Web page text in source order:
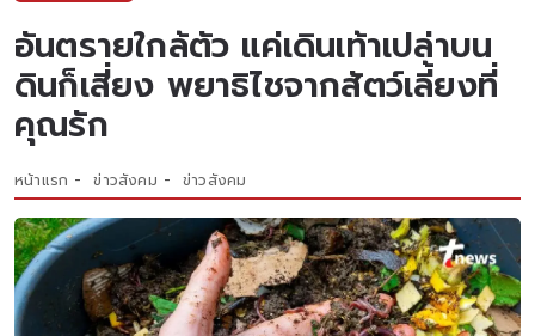
อันตรายใกล้ตัว แค่เดินเท้าเปล่าบน
ดินก็เสี่ยง พยาธิไชจากสัตว์เลี้ยงที่
คุณรัก
หน้าแรก ข่าวสังคม ข่าวสังคม